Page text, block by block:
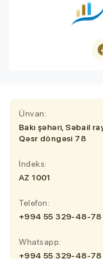
Ünvan:
Bakı şəhəri, Səbail
Qəsr döngəsi 78
İndeks:
AZ 1001
Telefon:
+994 55 329-48-78
Whatsapp:
+994 55 329-48-78